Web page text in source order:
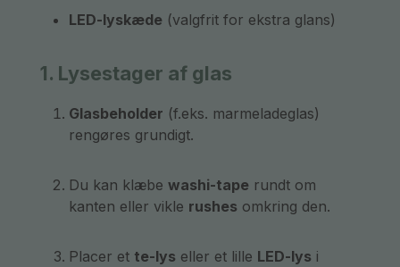
LED-lyskæde (valgfrit for ekstra glans)
1. Lysestager af glas
Glasbeholder (f.eks. marmeladeglas)
rengøres grundigt.
Du kan klæbe washi-tape rundt om
kanten eller vikle rushes omkring den.
Placer et te-lys eller et lille LED-lys i